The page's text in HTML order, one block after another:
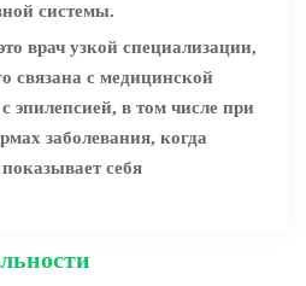
системы.
врач узкой специализации,
связана с медицинской
в том числе при
заболевания, когда
себя